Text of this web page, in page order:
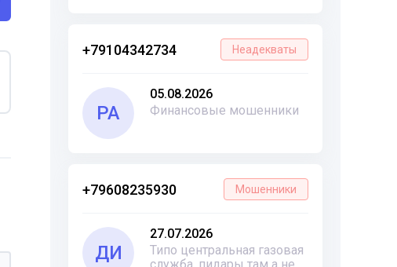
+79104342734 Неадекваты
РА
05.08.2026
Финансовые мошенники
+79608235930 Мошенники
ДИ
27.07.2026
Типо центральная газовая